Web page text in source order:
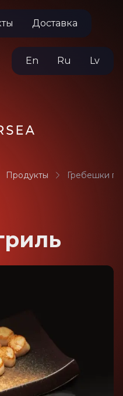
Доставка
En Ru Lv
Продукты Гребешки